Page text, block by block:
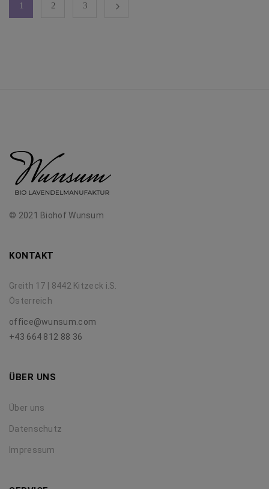
1 2 3
© 2021 Biohof Wunsum
KONTAKT
Greith 17 | 8442 Kitzeck i.S.
Österreich
office@wunsum.com
+43 664 812 88 36
ÜBER UNS
Über uns
Datenschutz
Impressum